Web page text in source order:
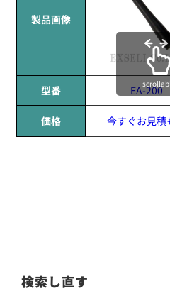
製品画像
型番 EA-200
価格 今すぐお見積
検索し直す